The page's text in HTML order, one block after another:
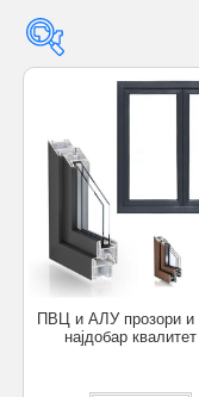
Product
Product categories
Product tags
ПВЦ и АЛУ прозори и
најдобар